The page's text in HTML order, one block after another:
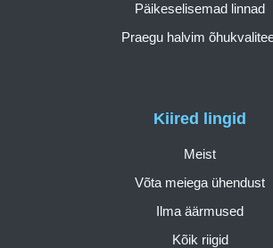
Kiired lingid
Meist
Võta meiega ühendust
Ilma äärmused
Kõik riigid
Päikeselisemad linnad
Praegu halvim